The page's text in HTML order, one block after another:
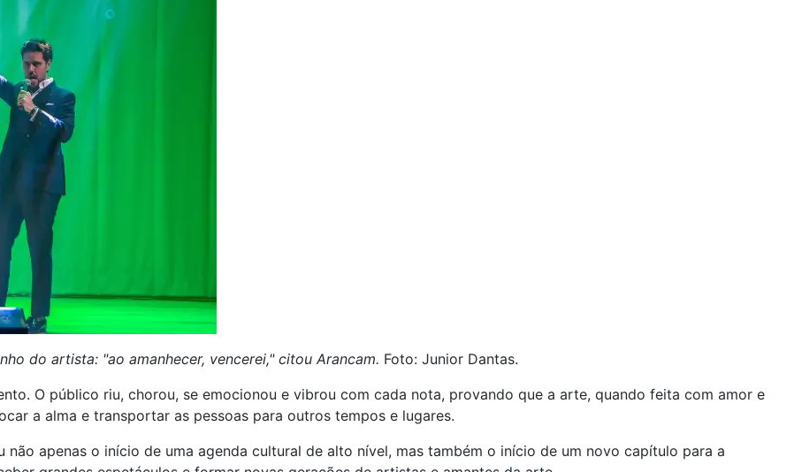
do artista: "ao amanhecer, vencerei," citou Arancam. Foto: Junior Dantas.
O público riu, chorou, se emocionou e vibrou com cada nota, provando que a arte, quando feita com amor e
a alma e transportar as pessoas para outros tempos e lugares.
não apenas o início de uma agenda cultural de alto nível, mas também o início de um novo capítulo para a